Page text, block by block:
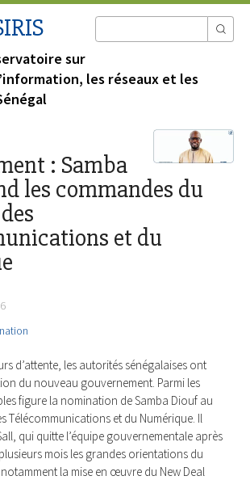
sur
les réseaux et les
: Samba
les commandes du
et du
d’attente, les autorités sénégalaises ont
du nouveau gouvernement. Parmi les
figure la nomination de Samba Diouf au
Télécommunications et du Numérique. Il
qui quitte l’équipe gouvernementale après
mois les grandes orientations du
la mise en œuvre du New Deal